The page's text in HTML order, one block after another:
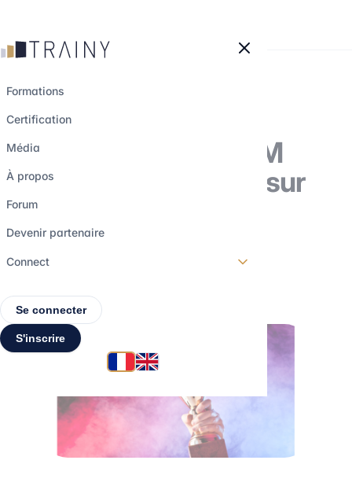
Formations
Certification
Média
À propos
Forum
Devenir partenaire
Connect
Se connecter
S'inscrire
Classement SIGEM
2024 : tout savoir sur
des étudiants !